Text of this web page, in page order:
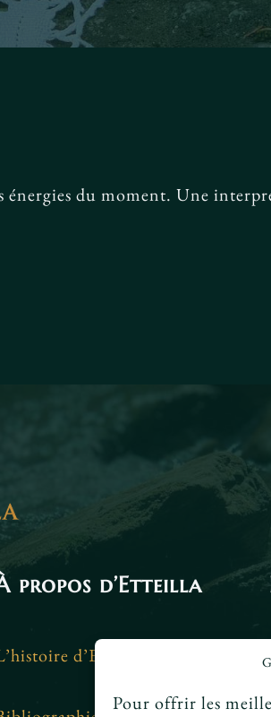
Pour offrir les
du moment. Une
propos d’Etteilla
d’Etteilla